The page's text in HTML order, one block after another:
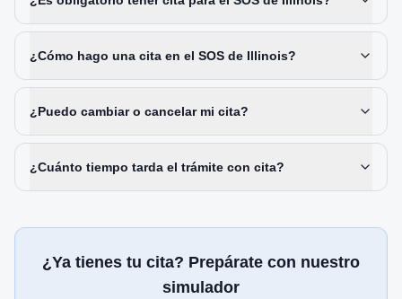
¿Cómo hago una cita en el SOS de Illinois?
¿Puedo cambiar o cancelar mi cita?
¿Cuánto tiempo tarda el trámite con cita?
¿Ya tienes tu cita? Prepárate con nuestro
simulador